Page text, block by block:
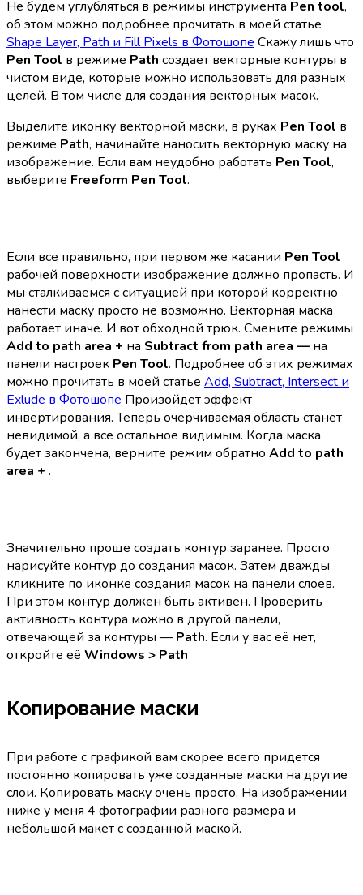
Не будем углубляться в режимы инструмента Pen tool,
об этом можно подробнее прочитать в моей статье
Shape Layer, Path и Fill Pixels в Фотошопе Скажу лишь что
Pen Tool в режиме Path создает векторные контуры в
чистом виде, которые можно использовать для разных
целей. В том числе для создания векторных масок.
Выделите иконку векторной маски, в руках Pen Tool в
режиме Path, начинайте наносить векторную маску на
изображение. Если вам неудобно работать Pen Tool,
выберите Freeform Pen Tool.
Если все правильно, при первом же касании Pen Tool
рабочей поверхности изображение должно пропасть. И
мы сталкиваемся с ситуацией при которой корректно
нанести маску просто не возможно. Векторная маска
работает иначе. И вот обходной трюк. Смените режимы
Add to path area + на Subtract from path area — на
панели настроек Pen Tool. Подробнее об этих режимах
можно прочитать в моей статье Add, Subtract, Intersect и
Exlude в Фотошопе Произойдет эффект
инвертирования. Теперь очерчиваемая область станет
невидимой, а все остальное видимым. Когда маска
будет закончена, верните режим обратно Add to path
area + .
Значительно проще создать контур заранее. Просто
нарисуйте контур до создания масок. Затем дважды
кликните по иконке создания масок на панели слоев.
При этом контур должен быть активен. Проверить
активность контура можно в другой панели,
отвечающей за контуры — Path. Если у вас её нет,
откройте её Windows > Path
Копирование маски
При работе с графикой вам скорее всего придется
постоянно копировать уже созданные маски на другие
слои. Копировать маску очень просто. На изображении
ниже у меня 4 фотографии разного размера и
небольшой макет с созданной маской.